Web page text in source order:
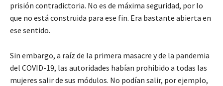
prisión contradictoria. No es de máxima seguridad, por lo
que no está construida para ese fin. Era bastante abierta en
ese sentido.
Sin embargo, a raíz de la primera masacre y de la pandemia
del COVID-19, las autoridades habían prohibido a todas las
mujeres salir de sus módulos. No podían salir, por ejemplo,